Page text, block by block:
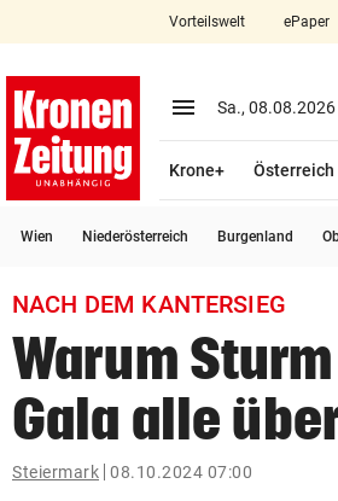
account_circle Anmelden
bookmark
search
Suchbegriff
eingeben
Vorteilswelt ePaper
menu Menü aufklappen
Sa., 08.08.2026
Krone+ Österreich
Wien Niederösterreich Burgenland
NACH DEM KANTERSIEG
Warum
Gala alle
Steiermark 08.10.2024 07:00